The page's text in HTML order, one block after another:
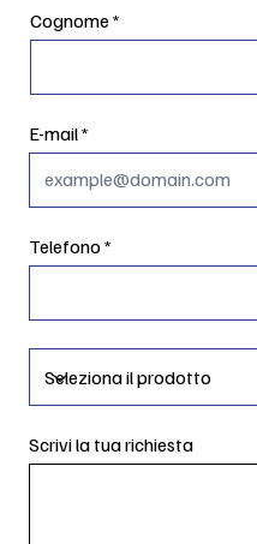
Cognome
E-mail
Telefono
Scrivi la tua richiesta